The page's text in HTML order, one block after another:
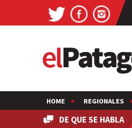
HOME REGIONALES
DE QUE SE HABLA